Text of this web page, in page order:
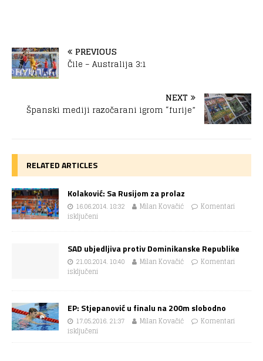
PREVIOUS
Čile – Australija 3:1
NEXT
Španski mediji razočarani igrom “furije”
RELATED ARTICLES
Kolaković: Sa Rusijom za prolaz
16.06.2014. 18:32 Milan Kovačić
Komentari
isključeni
SAD ubjedljiva protiv Dominikanske Republike
21.08.2014. 10:40 Milan Kovačić
Komentari
isključeni
EP: Stjepanović u finalu na 200m slobodno
17.05.2016. 21:37 Milan Kovačić
Komentari
isključeni